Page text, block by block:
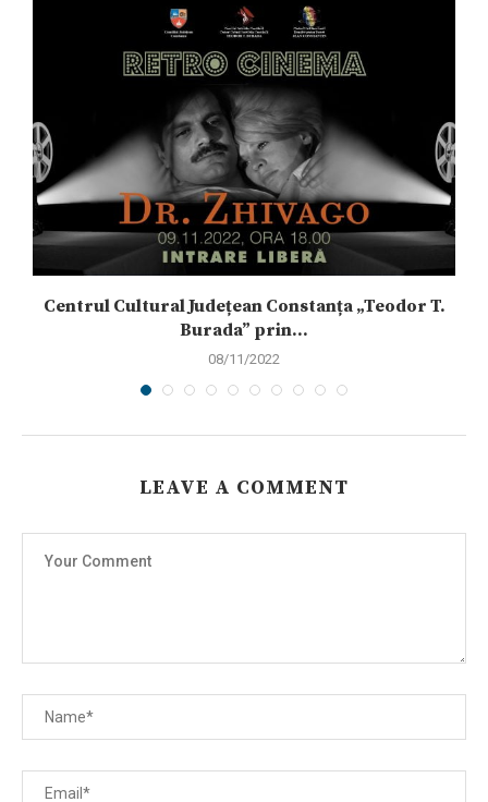
Centrul Cultural Județean Constanța „Teodor T.
Burada” prin...
08/11/2022
LEAVE A COMMENT